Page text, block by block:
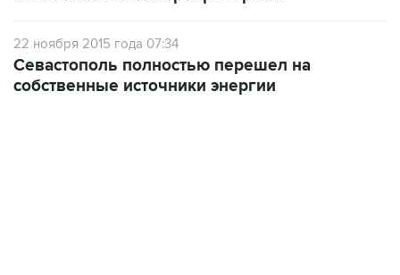
22 ноября 2015 года 07:34
Севастополь полностью перешел на
собственные источники энергии